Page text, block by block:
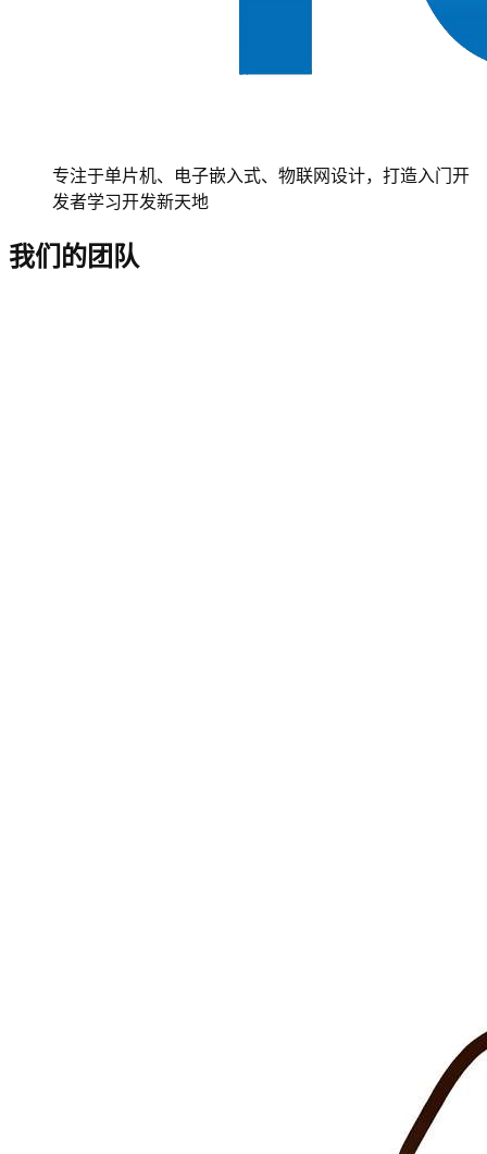
专注于单片机、电子嵌入式、物联网设计，打造入门开
发者学习开发新天地
我们的团队